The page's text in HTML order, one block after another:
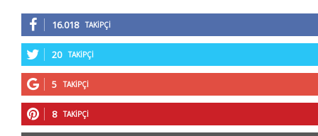
16.018 TAKIPÇI
20 TAKIPÇI
5 TAKIPÇI
8 TAKIPÇI